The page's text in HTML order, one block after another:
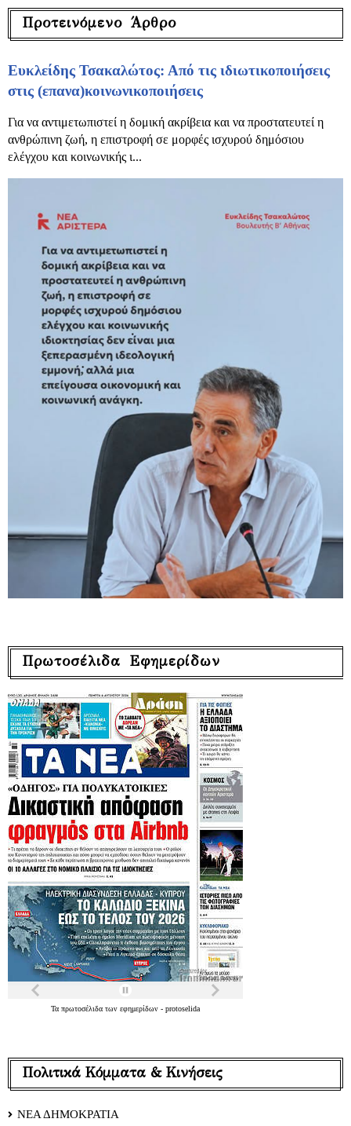
Προτεινόμενο Άρθρο
Ευκλείδης Τσακαλώτος: Από τις ιδιωτικοποιήσεις
στις (επανα)κοινωνικοποιήσεις
Για να αντιμετωπιστεί η δομική ακρίβεια και να προστατευτεί η
ανθρώπινη ζωή, η επιστροφή σε μορφές ισχυρού δημόσιου
ελέγχου και κοινωνικής ι...
Πρωτοσέλιδα Εφημερίδων
Τα πρωτοσέλιδα των εφημερίδων - protoselida
Πολιτικά Κόμματα & Κινήσεις
ΝΕΑ ΔΗΜΟΚΡΑΤΙΑ